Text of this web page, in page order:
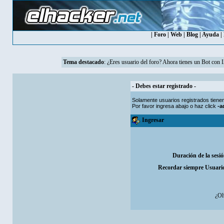
Foro| Web| Blog| Ayuda|
Tema destacado: ¿Eres usuario del foro? Ahora tienes un Bot con
- Debes estar registrado -
Solamente usuariosregistrados
Por favor ingresa abajo o haz click-
Ingresar
Duración de la
Recordar siempre